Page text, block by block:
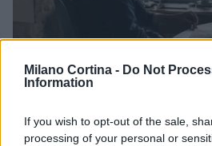
Milano Cortina - Do Not
Information
If you wish to opt-out of the sale,
processing of your personal or
Arrestati cinque agenti della